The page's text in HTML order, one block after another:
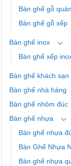
Bàn ghế gỗ
Bàn ghế gỗ xếp
Bàn ghế inox
Bàn ghế xếp
Bàn ghế khách sạn
Bàn ghế nhà hàng
Bàn ghế nhôm đúc
Bàn ghế nhựa
Bàn ghế nhựa
Bàn Ghế Nhựa
Bàn ghế nhựa